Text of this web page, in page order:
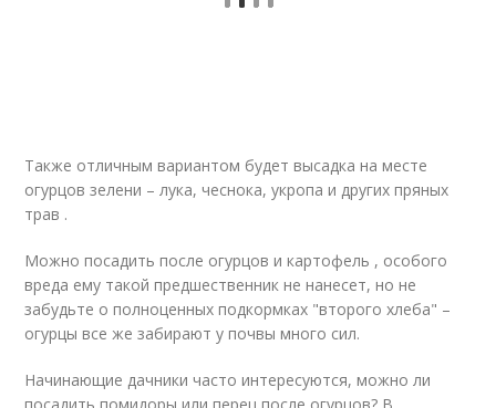
Также отличным вариантом будет высадка на месте
огурцов зелени – лука, чеснока, укропа и других пряных
трав .
Можно посадить после огурцов и картофель , особого
вреда ему такой предшественник не нанесет, но не
забудьте о полноценных подкормках "второго хлеба" –
огурцы все же забирают у почвы много сил.
Начинающие дачники часто интересуются, можно ли